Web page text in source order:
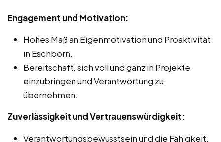
Engagement und Motivation:
Hohes Maß an Eigenmotivation und Proaktivität
in Eschborn.
Bereitschaft, sich voll und ganz in Projekte
einzubringen und Verantwortung zu
übernehmen.
Zuverlässigkeit und Vertrauenswürdigkeit:
Verantwortungsbewusstsein und die Fähigkeit,